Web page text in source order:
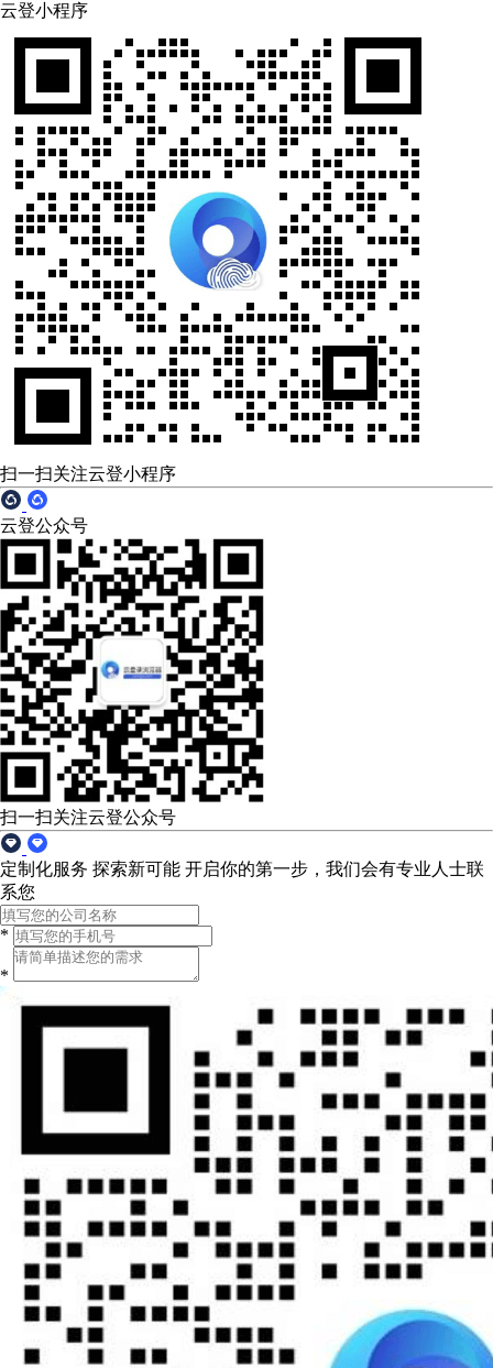
云登小程序
扫一扫关注云登小程序
云登公众号
扫一扫关注云登公众号
定制化服务 探索新可能 开启你的第一步，我们会有专业人士联
系您
*
*